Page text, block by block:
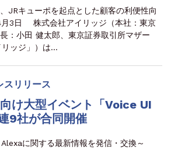
JRキューポを起点とした顧客の利便性向
月3日 株式会社アイリッジ（本社：東京
：小田 健太郎、東京証券取引所マザー
リッジ」）は…
スリリース
け大型イベント「Voice UI
9社が合同開催
に関する最新情報を発信・交換～